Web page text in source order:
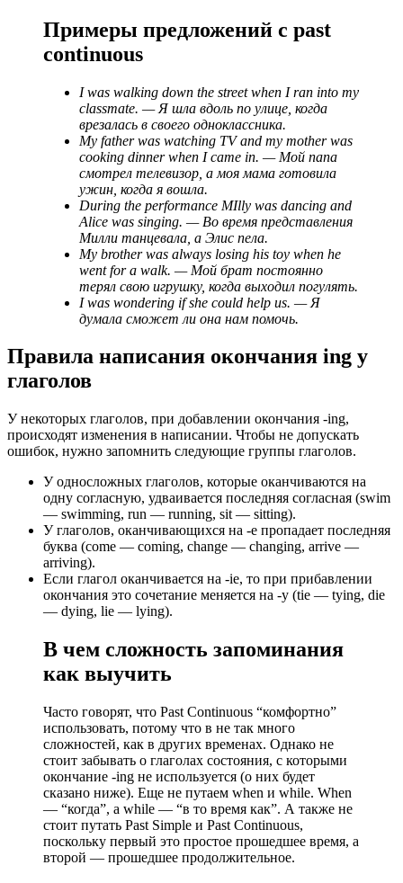
Примеры предложений с past
continuous
I was walking down the street when I ran into my
classmate. — Я шла вдоль по улице, когда
врезалась в своего одноклассника.
My father was watching TV and my mother was
cooking dinner when I came in. — Мой папа
смотрел телевизор, а моя мама готовила
ужин, когда я вошла.
During the performance MIlly was dancing and
Alice was singing. — Во время представления
Милли танцевала, а Элис пела.
My brother was always losing his toy when he
went for a walk. — Мой брат постоянно
терял свою игрушку, когда выходил погулять.
I was wondering if she could help us. — Я
думала сможет ли она нам помочь.
Правила написания окончания ing у
глаголов
У некоторых глаголов, при добавлении окончания -ing,
происходят изменения в написании. Чтобы не допускать
ошибок, нужно запомнить следующие группы глаголов.
У односложных глаголов, которые оканчиваются на
одну согласную, удваивается последняя согласная (swim
— swimming, run — running, sit — sitting).
У глаголов, оканчивающихся на -e пропадает последняя
буква (come — coming, change — changing, arrive —
arriving).
Если глагол оканчивается на -ie, то при прибавлении
окончания это сочетание меняется на -y (tie — tying, die
— dying, lie — lying).
В чем сложность запоминания
как выучить
Часто говорят, что Past Continuous “комфортно”
использовать, потому что в не так много
сложностей, как в других временах. Однако не
стоит забывать о глаголах состояния, с которыми
окончание -ing не используется (о них будет
сказано ниже). Еще не путаем when и while. When
— “когда”, а while — “в то время как”. А также не
стоит путать Past Simple и Past Continuous,
поскольку первый это простое прошедшее время, а
второй — прошедшее продолжительное.